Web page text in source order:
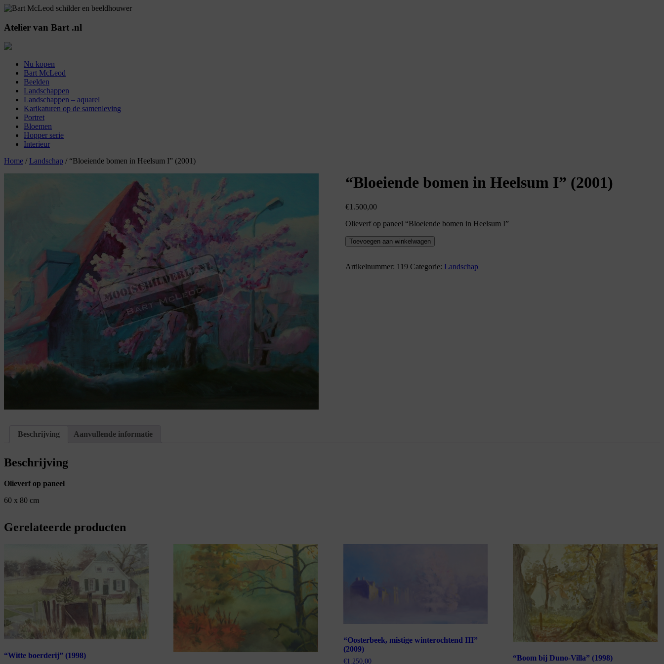
Atelier van Bart .nl
Nu kopen
Bart McLeod
Beelden
Landschappen
Landschappen – aquarel
Karikaturen op de samenleving
Portret
Bloemen
Hopper serie
Interieur
Home / Landschap / “Bloeiende bomen in Heelsum I” (2001)
“Bloeiende bomen in Heelsum I” (2001)
€1.500,00
Olieverf op paneel “Bloeiende bomen in Heelsum I”
"Bloeiende
bomen
Heelsum
Toevoegen aan winkelwagen
Artikelnummer: 119 Categorie: Landschap
Beschrijving Aanvullende informatie
Beschrijving
Olieverf op paneel
60 x 80 cm
Gerelateerde producten
“Witte boerderij” (1998)
“Oosterbeek, mistige winterochtend III”
(2009)
€1.250,00 “Boom bij Duno-Villa” (1998)